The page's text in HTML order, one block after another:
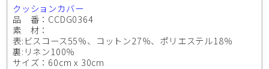
クッションカバー
品 番：CCDG0364
素 材：
表:ビスコース55％、コットン27％、ポリエステル18％
裏:リネン100％
サイズ：60cm x 30cm